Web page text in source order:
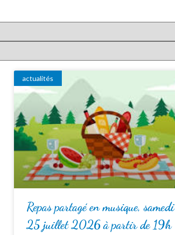
actualités
Repas partagé en musique, samedi
25 juillet 2026 à partir de 19h